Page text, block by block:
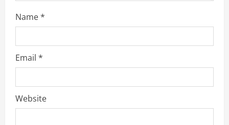
Name*
Email *
Website